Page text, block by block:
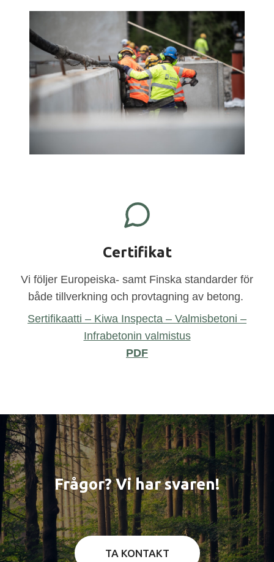
Certifikat
Vi följer Europeiska- samt Finska standarder för
både tillverkning och provtagning av betong.
Sertifikaatti – Kiwa Inspecta – Valmisbetoni –
Infrabetonin valmistus
PDF
Frågor? Vi har svaren!
TA KONTAKT